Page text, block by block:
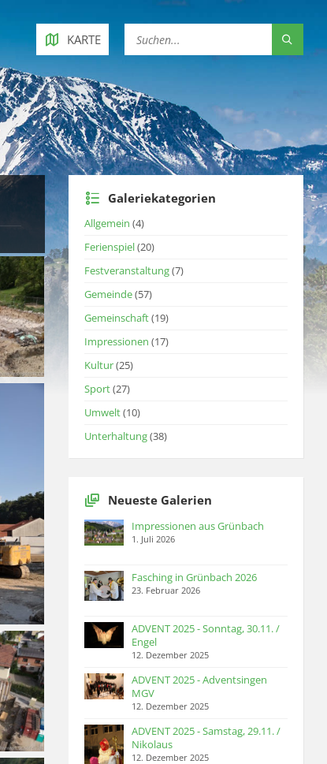
KARTE
Galeriekategorien
Allgemein (4)
Ferienspiel(20)
Festveranstaltung(7)
Gemeinde(57)
Gemeinschaft(19)
Impressionen (17)
Kultur(25)
Sport(27)
Umwelt(10)
Unterhaltung(38)
Neueste Galerien
Impressionen aus Grünbach
1. Juli 2026
Fasching in Grünbach 2026
23. Februar 2026
ADVENT 2025 - Sonntag, 30.11. /
Engel
12. Dezember 2025
ADVENT 2025 - Adventsingen
MGV
12. Dezember 2025
ADVENT 2025 - Samstag, 29.11. /
Nikolaus
12. Dezember 2025